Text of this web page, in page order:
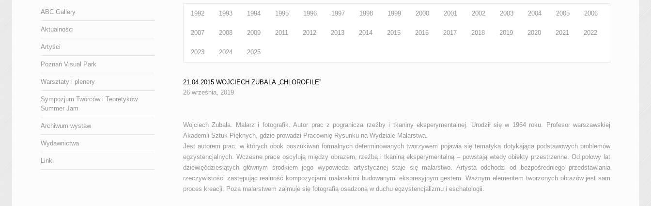
1992 1993 1994 1995 1996 1997 1998 1999 2000 2001 2002 2003 2004 2005 2006
2007 2008 2009 2011 2012 2013 2014 2015 2016 2017 2018 2019 2020 2021 2022
2023 2024 2025
21.04.2015 WOJCIECH ZUBALA „CHLOROFILE”
26 września, 2019
Wojciech Zubala. Malarz i fotografik. Autor prac z pogranicza rzeźby i tkaniny eksperymentalnej. Urodził się w 1964 roku. Profesor warszawskiej
Akademii Sztuk Pięknych, gdzie prowadzi Pracownię Rysunku na Wydziale Malarstwa.
Jest autorem prac, w których obok poszukiwań formalnych determinowanych tworzywem pojawia się tematyka dotykająca podstawowych problemów
egzystencjalnych. Wczesne prace oscylują między obrazem, rzeźbą i tkaniną eksperymentalną – powstają wtedy obiekty przestrzenne. Od połowy lat
dziewięćdziesiątych głównym środkiem jego wypowiedzi artystycznej staje się malarstwo. Artysta odchodzi od bezpośredniego przedstawiania
rzeczywistości zastępując realność kompozycjami malarskimi budowanymi ekspresyjnym gestem. Ważnym elementem tworzonych obrazów jest sam
proces kreacji. Poza malarstwem zajmuje się fotografią osadzoną w duchu egzystencjalizmu i eschatologii.
ABC Gallery
Aktualności
Artyści
Poznań Visual Park
Warsztaty i plenery
Sympozjum Twórców i Teoretyków
Summer Jam
Archiwum wystaw
Wydawnictwa
Linki